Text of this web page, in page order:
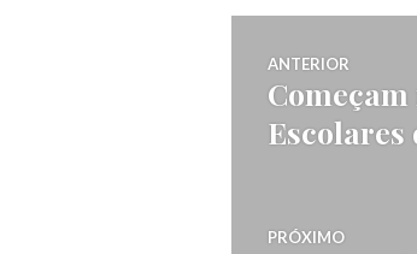
de
ANTERIOR
Post
anterior:
Escolares
PRÓXIMO